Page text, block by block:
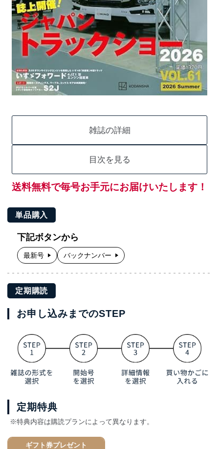
雑誌の詳細
目次を見る
送料無料で毎号お手元にお届けいたします！
単品購入
下記ボタンから
最新号 バックナンバー
定期購読
お申し込みまでのSTEP
定期特典
※特典内容は購読プランによって異なります。
ギフト券プレゼント